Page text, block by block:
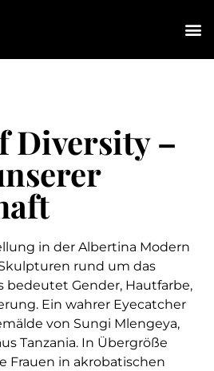
Diversity –
in der Albertina Modern
rund um das
bedeutet Gender, Hautfarbe,
Ein wahrer Eyecatcher
von Sungi Mlengeya,
Tanzania. In Übergröße
Frauen in akrobatischen